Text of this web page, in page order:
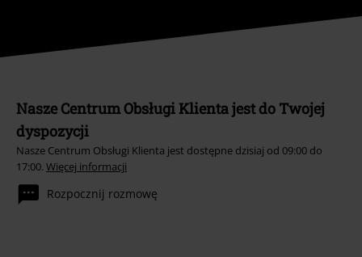
Nasze Centrum Obsługi Klienta jest do Twojej
dyspozycji
Nasze Centrum Obsługi Klienta jest dostępne dzisiaj od 09:00 do
17:00. Więcej informacji
Rozpocznij rozmowę